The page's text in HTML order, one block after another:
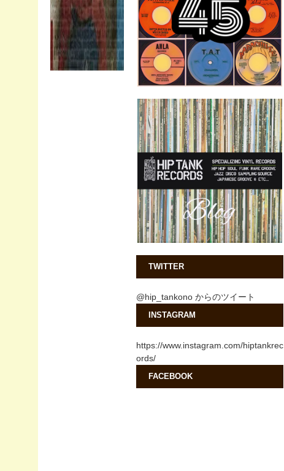
TWITTER
@hip_tankono からのツイート
INSTAGRAM
https://www.instagram.com/hiptankrec
ords/
FACEBOOK